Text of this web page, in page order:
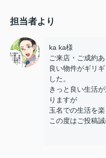
担当者より
ka ka様
ご来店・ご成約
良い物件がギリ
した。
きっと良い生活
りますが
玉名での生活を楽
この度はご投稿